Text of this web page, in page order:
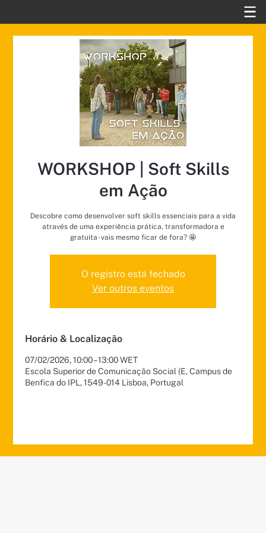
WORKSHOP | Soft Skills
em Ação
Descobre como desenvolver soft skills essenciais para a vida
através de uma experiência prática, transformadora e
gratuita - vais mesmo ficar de fora? 🤩
O registro está fechado
Ver outros eventos
Horário & Localização
07/02/2026, 10:00 – 13:00 WET
Escola Superior de Comunicação Social (E, Campus de
Benfica do IPL, 1549-014 Lisboa, Portugal